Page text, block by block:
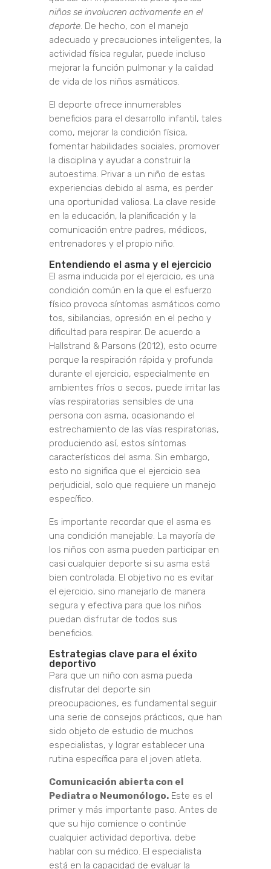
niños se involucren activamente en el
deporte. De hecho, con el manejo
adecuado y precauciones inteligentes, la
actividad física regular, puede incluso
mejorar la función pulmonar y la calidad
de vida de los niños asmáticos.
El deporte ofrece innumerables
beneficios para el desarrollo infantil, tales
como, mejorar la condición física,
fomentar habilidades sociales, promover
la disciplina y ayudar a construir la
autoestima. Privar a un niño de estas
experiencias debido al asma, es perder
una oportunidad valiosa. La clave reside
en la educación, la planificación y la
comunicación entre padres, médicos,
entrenadores y el propio niño.
Entendiendo el asma y el ejercicio
El asma inducida por el ejercicio, es una
condición común en la que el esfuerzo
físico provoca síntomas asmáticos como
tos, sibilancias, opresión en el pecho y
dificultad para respirar. De acuerdo a
Hallstrand & Parsons (2012), esto ocurre
porque la respiración rápida y profunda
durante el ejercicio, especialmente en
ambientes fríos o secos, puede irritar las
vías respiratorias sensibles de una
persona con asma, ocasionando el
estrechamiento de las vías respiratorias,
produciendo así, estos síntomas
característicos del asma. Sin embargo,
esto no significa que el ejercicio sea
perjudicial, solo que requiere un manejo
específico.
Es importante recordar que el asma es
una condición manejable. La mayoría de
los niños con asma pueden participar en
casi cualquier deporte si su asma está
bien controlada. El objetivo no es evitar
el ejercicio, sino manejarlo de manera
segura y efectiva para que los niños
puedan disfrutar de todos sus
beneficios.
Estrategias clave para el éxito
deportivo
Para que un niño con asma pueda
disfrutar del deporte sin
preocupaciones, es fundamental seguir
una serie de consejos prácticos, que han
sido objeto de estudio de muchos
especialistas, y lograr establecer una
rutina específica para el joven atleta.
Comunicación abierta con el
Pediatra o Neumonólogo.Este es el
primer y más importante paso. Antes de
que su hijo comience o continúe
cualquier actividad deportiva, debe
hablar con su médico. El especialista
está en la capacidad de evaluar la